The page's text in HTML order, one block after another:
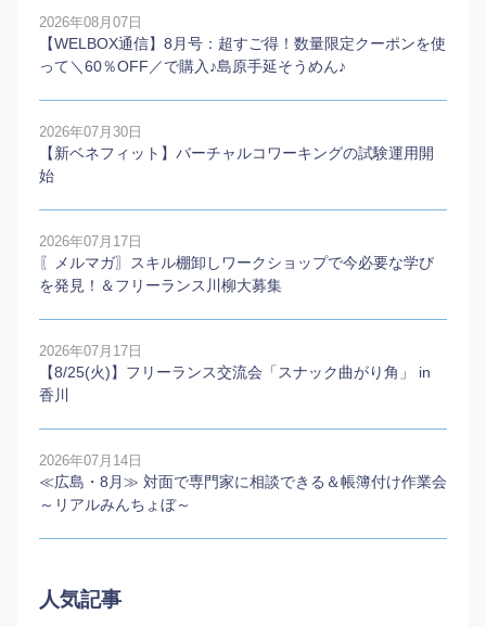
2026年08月07日
【WELBOX通信】8月号：超すご得！数量限定クーポンを使
って＼60％OFF／で購入♪島原手延そうめん♪
2026年07月30日
【新ベネフィット】バーチャルコワーキングの試験運用開
始
2026年07月17日
〖メルマガ〗スキル棚卸しワークショップで今必要な学び
を発見！＆フリーランス川柳大募集
2026年07月17日
【8/25(火)】フリーランス交流会「スナック曲がり角」 in
香川
2026年07月14日
≪広島・8月≫ 対面で専門家に相談できる＆帳簿付け作業会
～リアルみんちょぼ～
人気記事